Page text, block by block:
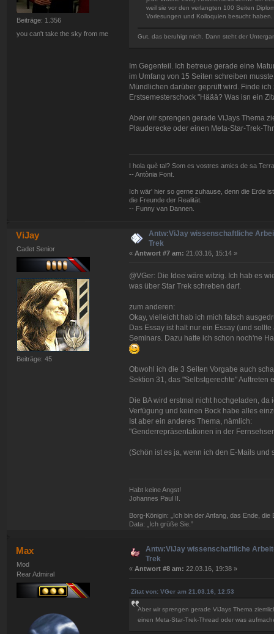
Beiträge: 1.356
you can't take the sky from me
weil sie vor den verlangten 100 Seiten
Vorlesungen und Kolloquien besucht haben.
Gut, das beruhigt mich. Dann steht der
Im Gegenteil. Ich betreue gerade eine
im Umfang von 15 Seiten schreiben
Mündlichen darüber geprüft wird. Finde
Erstsemesterschock "Häää? Was isn ein
Aber wir sprengen gerade ViJays Thema
Plauderecke oder einen Meta-Star-Trek-
I hola què tal? Som es vostres amics de sa
-- Antònia Font.
Ich wär' hier so gerne zuhause, denn die Erde
die Freunde der Realität.
-- Funny van Dannen.
ViJay
Cadet Senior
Beiträge: 45
Antw:ViJay wissenschaftliche
Trek
« Antwort #7 am: 21.03.16, 15:14 »
@VGer: Die Idee wäre witzig. Ich hab es
was über Star Trek schreben darf.
zum anderen:
Okay, vielleicht hab ich mich falsch
Das Essay ist halt nur ein Essay (und
Seminars. Dazu hatte ich schon noch'ne
Obwohl ich die 3 Seiten Vorgabe auch
Sektion 31, das "Selbstgerechte" Auftreten
Die BA wird erstmal nicht hochgeladen,
Verfügung und keinen Bock habe alles
Ist aber ein anderes Thema, nämlich:
"Genderrepräsentationen in der
(Schön ist es ja, wenn ich den E-Mails und
Habt keine Angst!
Johannes Paul II.
Borg-Königin: „Ich bin der Anfang, das Ende, die
Data: „Ich grüße Sie.”
Max
Mod
Rear Admiral
Antw:ViJay wissenschaftliche
Trek
« Antwort #8 am: 22.03.16, 19:38 »
Zitat von: VGer am 21.03.16, 12:53
Aber wir sprengen gerade ViJays Thema
einen Meta-Star-Trek-Thread oder was